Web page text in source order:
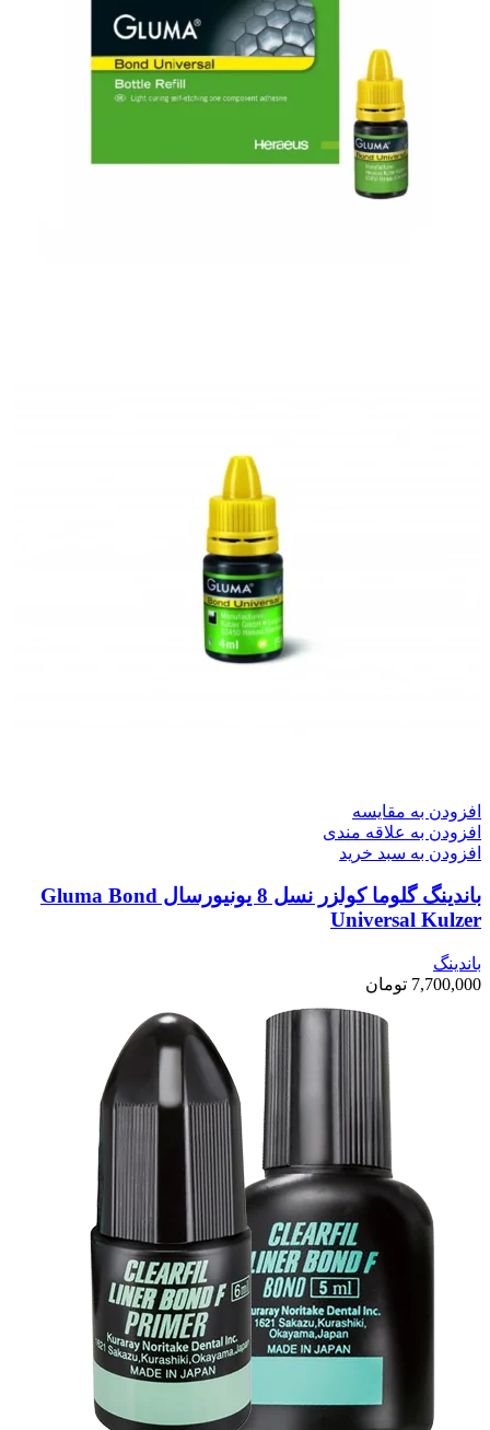
افزودن به مقایسه
افزودن به علاقه مندی
افزودن به سبد خرید
باندینگ گلوما کولزر نسل 8 یونیورسال Gluma Bond
Universal Kulzer
باندینگ
7,700,000 تومان